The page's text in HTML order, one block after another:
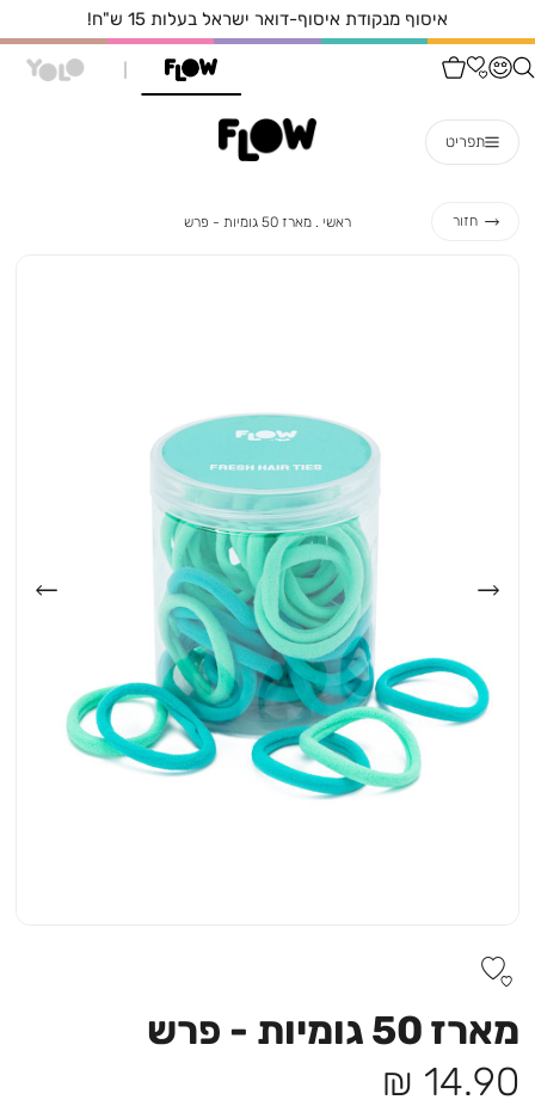
איסוף עצמי מהחנות הקרובה
תפריט
חזור ראשי ראשי
מארז 50 גומיות - פרש
מארז
מארז 50 גומיות - פרש
מחיר
14.90 ₪